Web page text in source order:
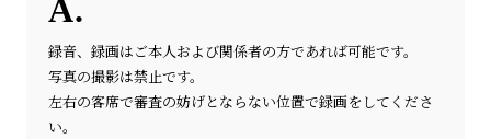
録音、録画はご本人および関係者の方であれば可能です。
写真の撮影は禁止です。
左右の客席で審査の妨げとならない位置で録画をしてくださ
い。